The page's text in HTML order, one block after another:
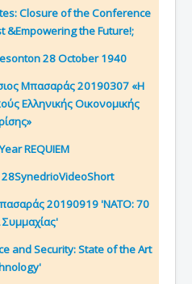
Closure of the Conference
&Empowering the Future!;
28 October 1940
Μπασαράς 20190307 «Η
Ελληνικής Οικονομικής
REQUIEM
20190919 'NATO: 70
and Security: State of the Art